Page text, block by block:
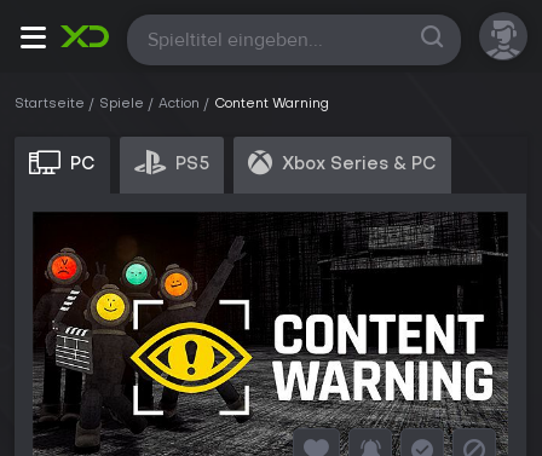
Alle
Startseite Spiele Action Content Warning
PC PS5 Xbox Series & PC